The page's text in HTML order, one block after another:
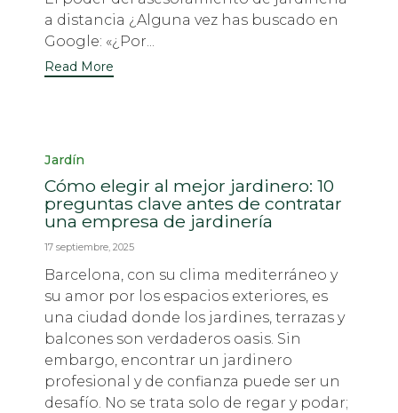
a distancia ¿Alguna vez has buscado en
Google: «¿Por...
Read More
Category
Jardín
Cómo elegir al mejor jardinero: 10
preguntas clave antes de contratar
una empresa de jardinería
17 septiembre, 2025
Barcelona, con su clima mediterráneo y
su amor por los espacios exteriores, es
una ciudad donde los jardines, terrazas y
balcones son verdaderos oasis. Sin
embargo, encontrar un jardinero
profesional y de confianza puede ser un
desafío. No se trata solo de regar y podar;